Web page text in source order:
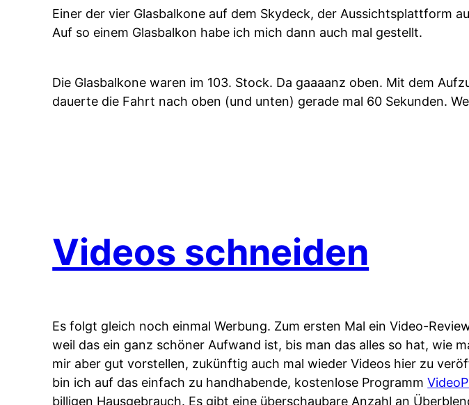
Einer der vier Glasbalkone auf dem Skydeck, der Aussichtsplattform
Auf so einem Glasbalkon habe ich mich dann auch mal gestellt.
Die Glasbalkone waren im 103. Stock. Da gaaaanz oben. Mit dem
dauerte die Fahrt nach oben (und unten) gerade mal 60 Sekunden.
Videos schneiden
Es folgt gleich noch einmal Werbung. Zum ersten Mal ein Video-
weil das ein ganz schöner Aufwand ist, bis man das alles so hat, wie
mir aber gut vorstellen, zukünftig auch mal wieder Videos hier zu
bin ich auf das einfach zu handhabende, kostenlose Programm
billigen Hausgebrauch. Es gibt eine überschaubare Anzahl an